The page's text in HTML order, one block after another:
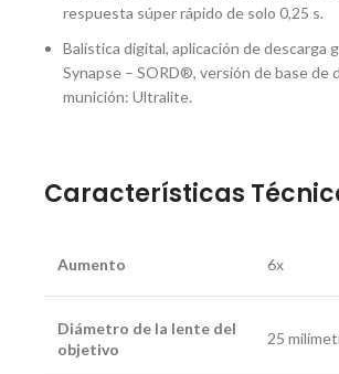
respuesta súper rápido de solo 0,25 s.
Balística digital, aplicación de descarga
Synapse – SORD®, versión de base de
munición: Ultralite.
Características
Aumento 6x
Diámetro de la lente del
objetivo
25